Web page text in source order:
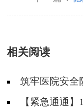
相关阅读
筑牢医院安
防安全培训纪实
【紧急通通